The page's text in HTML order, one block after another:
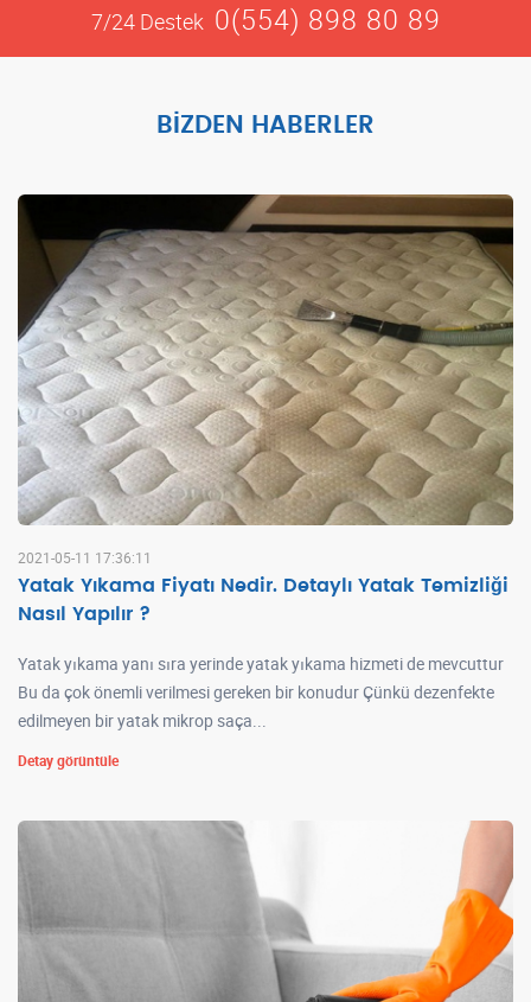
7/24 Destek 0(554) 898 80 89
BIZDEN HABERLER
2021-05-11 17:36:11
Yatak Yıkama Fiyatı Nedir. Detaylı Yatak Temizliği
Nasıl Yapılır ?
Yatak yıkama yanı sıra yerinde yatak yıkama hizmeti de mevcuttur
Bu da çok önemli verilmesi gereken bir konudur Çünkü dezenfekte
edilmeyen bir yatak mikrop saça...
Detay görüntüle